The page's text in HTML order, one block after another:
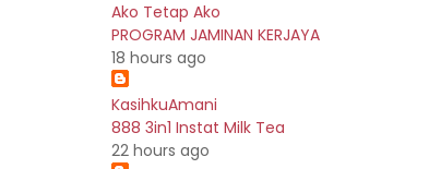
Ako Tetap Ako
PROGRAM JAMINAN KERJAYA
18 hours ago
KasihkuAmani
888 3in1 Instat Milk Tea
22 hours ago